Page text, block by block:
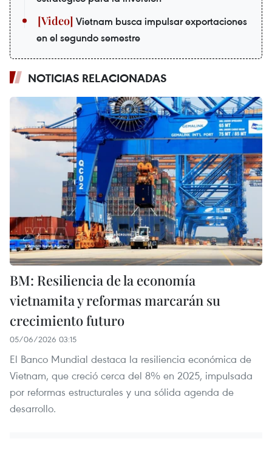
Vietnam busca impulsar exportaciones
en el segundo semestre
NOTICIAS RELACIONADAS
BM: Resiliencia de la economía
vietnamita y reformas marcarán su
crecimiento futuro
05/06/2026 03:15
El Banco Mundial destaca la resiliencia económica de
Vietnam, que creció cerca del 8% en 2025, impulsada
por reformas estructurales y una sólida agenda de
desarrollo.